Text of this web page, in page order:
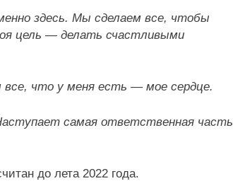
здесь. Мы сделаем все, чтобы
цель — делать счастливыми
что у меня есть — мое сердце.
самая ответственная часть
до лета 2022 года.